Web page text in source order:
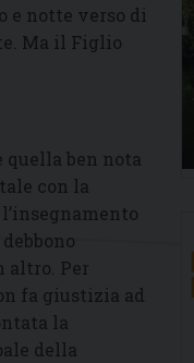
e notte verso di
Ma il Figlio
quella ben nota
con la
altro. Per
fa giustizia ad
la
della